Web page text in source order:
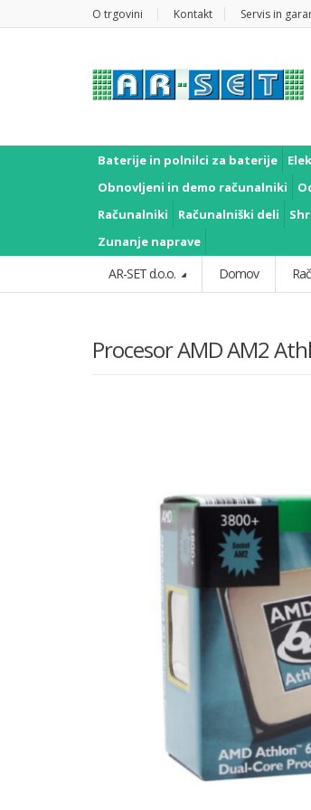
O trgovini Kontakt Servis in
Baterije in polnilci za baterije
Obnovljeni in demo računalniki
Računalniki
Računalniški deli
Zunanje naprave
AR-SET d.o.o. Domov
Procesor AMD AM2